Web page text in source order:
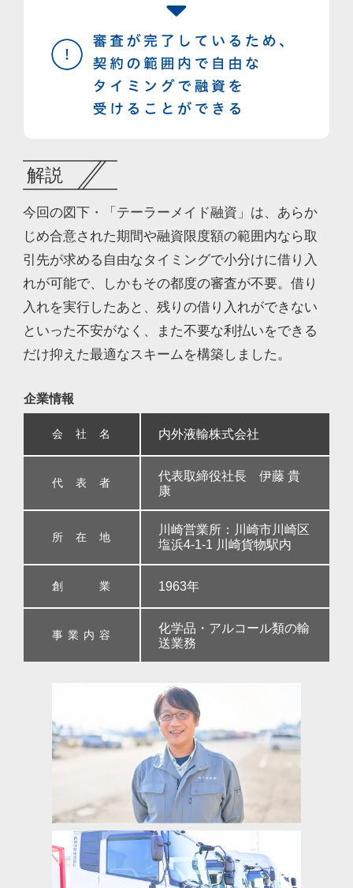
解説
今回の図下・「テーラーメイド融資」は、あらか
じめ合意された期間や融資限度額の範囲内なら取
引先が求める自由なタイミングで小分けに借り入
れが可能で、しかもその都度の審査が不要。借り
入れを実行したあと、残りの借り入れができない
といった不安がなく、また不要な利払いをできる
だけ抑えた最適なスキームを構築しました。
企業情報
会社名 内外液輸株式会社
代表者
代表取締役社長 伊藤 貴
康
所在地
川崎営業所：川崎市川崎区
塩浜4-1-1 川崎貨物駅内
創業 1963年
事業内容
化学品・アルコール類の輸
送業務